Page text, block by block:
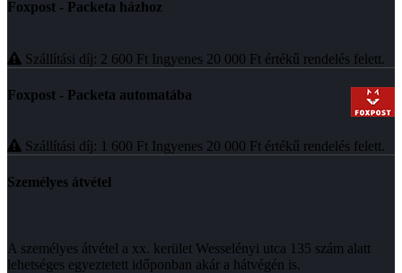
Foxpost - Packeta házhoz
Szállítási díj: 2 600 Ft Ingyenes 20 000 Ft értékű rendelés felett.
Foxpost - Packeta automatába
Szállítási díj: 1 600 Ft Ingyenes 20 000 Ft értékű rendelés felett.
Személyes átvétel
A személyes átvétel a xx. kerület Wesselényi utca 135 szám alatt
lehetséges egyeztetett időponban akár a hátvégén is.